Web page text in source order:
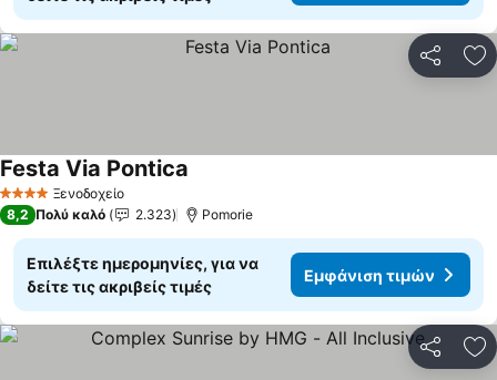
4 ΑστέριαΞενοδοχείο
Festa Via Pontica
8,2 Πολύ καλό 2.323 Pomorie
Επιλέξτε ημερομηνίες, για να
δείτε τις ακριβείς τιμές
Εμφάνιση τιμών